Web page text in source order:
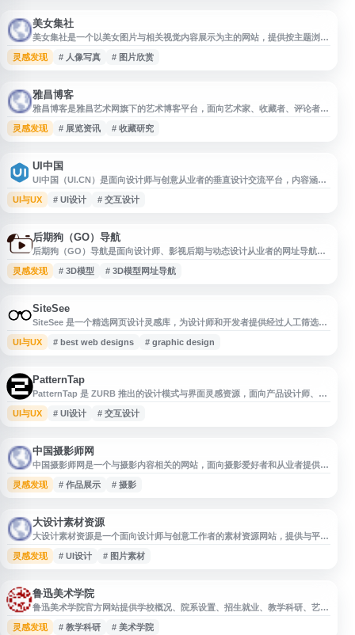
美女集社
美女集社是一个以美女图片与相关视觉内容展示为主的网站，提供按主题浏览
的图片资源入口，适合用户查找人像写真、时尚美图及相关内容。网站页面结
构简洁，便于快速访问与浏览，可作为图片欣赏、素材参考和同类站点导航收
灵感发现 # 人像写真 # 图片欣赏
雅昌博客
雅昌博客是雅昌艺术网旗下的艺术博客平台，面向艺术家、收藏者、评论者及
艺术爱好者，提供艺术创作、展览活动、收藏研究、艺术评论等内容发布与交
流服务。网站聚合艺术领域相关观点与资讯，适合用户了解艺术动态、记录艺
灵感发现 # 展览资讯 # 收藏研究
UI中国
UI中国（UI.CN）是面向设计师与创意从业者的垂直设计交流平台，内容涵盖
UI 设计、交互设计、视觉设计、产品设计等方向。网站提供设计作品展示、
经验分享、行业资讯、学习交流与设计人才相关服务，适合设计师发布作品、
UI与UX # UI设计 # 交互设计
后期狗（GO）导航
后期狗（GO）导航是面向设计师、影视后期与动态设计从业者的网址导航平
台，收集国内外优秀设计网站、UI 设计资源、灵感创意网站、素材资源、视
频后期与 3D 模型相关站点。网站定期更新优质产品设计书签，帮助用户快速
灵感发现 # 3D模型 # 3D模型网址导航
SiteSee
SiteSee 是一个精选网页设计灵感库，为设计师和开发者提供经过人工筛选的
优质网站案例。平台收录了大量现代化、美观的网站设计作品，支持按类别、
配色方案和设计风格进行分类浏览。用户可以快速查找特定风格的设计参考，
计案例
UI与UX # best web designs # graphic design
PatternTap
PatternTap 是 ZURB 推出的设计模式与界面灵感资源，面向产品设计师、前
端开发者和团队协作场景，提供网页与应用界面模式参考，帮助用户了解常见
的 UI 设计结构、交互方式和页面布局思路。适合用于设计调研、原型规划、
UI与UX # UI设计 # 交互设计
中国摄影师网
中国摄影师网是一个与摄影内容相关的网站，面向摄影爱好者和从业者提供信
息展示与资源入口。网站可用于了解摄影资讯、作品展示、摄影交流等相关内
容，适合关注摄影创作、摄影学习及行业动态的用户访问参考。
灵感发现 # 作品展示 # 摄影
大设计素材资源
大设计素材资源是一个面向设计师与创意工作者的素材资源网站，提供与平面
设计、UI 设计、海报、模板、字体、图片等相关的设计素材信息与资源入
口。网站适合用于查找设计灵感、下载常用素材、提升设计效率，也可作为设
灵感发现 # UI设计 # 图片素材
鲁迅美术学院
鲁迅美术学院官方网站提供学校概况、院系设置、招生就业、教学科研、艺术
创作、校园新闻、通知公告等信息服务。网站面向考生、在校师生、校友及社
会公众，展示学院办学特色、学科建设、人才培养和美术教育相关动态，是了
灵感发现 # 教学科研 # 美术学院